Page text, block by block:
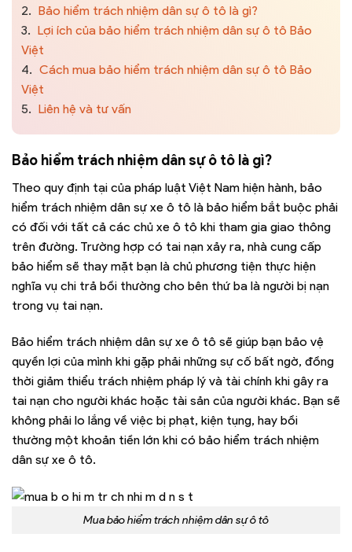
2. Bảo hiểm trách nhiệm dân sự ô tô là gì?
3. Lợi ích của bảo hiểm trách nhiệm dân sự ô tô Bảo
Việt
4. Cách mua bảo hiểm trách nhiệm dân sự ô tô Bảo
Việt
5. Liên hệ và tư vấn
Bảo hiểm trách nhiệm dân sự ô tô là gì?
Theo quy định tại của pháp luật Việt Nam hiện hành, bảo
hiểm trách nhiệm dân sự xe ô tô là bảo hiểm bắt buộc phải
có đối với tất cả các chủ xe ô tô khi tham gia giao thông
trên đường. Trường hợp có tai nạn xảy ra, nhà cung cấp
bảo hiểm sẽ thay mặt bạn là chủ phương tiện thực hiện
nghĩa vụ chi trả bồi thường cho bên thứ ba là người bị nạn
trong vụ tai nạn.
Bảo hiểm trách nhiệm dân sự xe ô tô sẽ giúp bạn bảo vệ
quyền lợi của mình khi gặp phải những sự cố bất ngờ, đồng
thời giảm thiểu trách nhiệm pháp lý và tài chính khi gây ra
tai nạn cho người khác hoặc tài sản của người khác. Bạn sẽ
không phải lo lắng về việc bị phạt, kiện tụng, hay bồi
thường một khoản tiền lớn khi có bảo hiểm trách nhiệm
dân sự xe ô tô.
Mua bảo hiểm trách nhiệm dân sự ô tô